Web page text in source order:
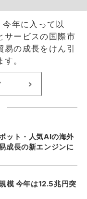
年に入って以
サービスの国際市
易の成長をけん引
。
>
ット・人気AIの海外
成長の新エンジンに
模 今年は12.5兆円突